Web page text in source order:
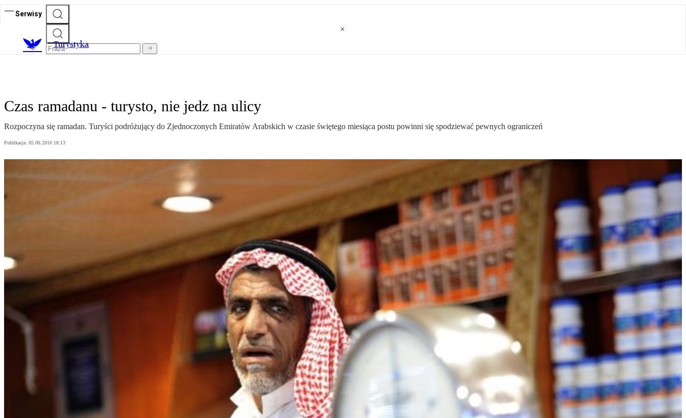
Serwisy
Turystyka
Czas ramadanu - turysto, nie jedz na ulicy
Rozpoczyna się ramadan. Turyści podróżujący do Zjednoczonych Emiratów Arabskich w czasie świętego miesiąca postu powinni się spodziewać pewnych ograniczeń
Publikacja: 05.06.2016 18:13